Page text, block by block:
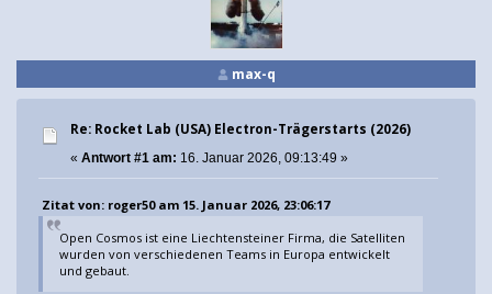
max-q
Re: Rocket Lab (USA) Electron-Trägerstarts (2026)
« Antwort #1 am: 16. Januar 2026, 09:13:49 »
Zitat von: roger50 am 15. Januar 2026, 23:06:17
Open Cosmos ist eine Liechtensteiner Firma, die Satelliten
wurden von verschiedenen Teams in Europa entwickelt
und gebaut.